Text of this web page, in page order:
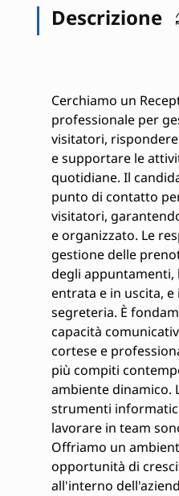
Descrizione
Cerchiamo un
professionale per
visitatori,
e supportare le
quotidiane. Il
punto di contatto
visitatori,
e organizzato. Le
gestione delle
degli appuntamenti,
entrata e in uscita,
segreteria. È
capacità
cortese e
più compiti
ambiente dinamico.
strumenti
lavorare in team
Offriamo un
opportunità di
all'interno